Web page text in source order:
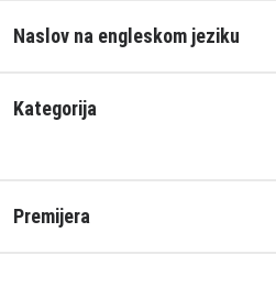
Naslov na engleskom jeziku
Kategorija
Premijera